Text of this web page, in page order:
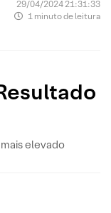
29/04/2024 21:31:33
1 minuto de leitura
elevado